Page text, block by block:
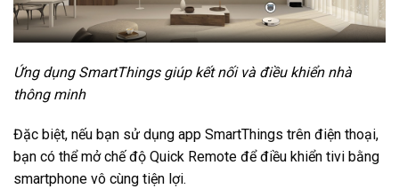
Ứng dụng SmartThings giúp kết nối và điều khiển nhà
thông minh
Đặc biệt, nếu bạn sử dụng app SmartThings trên điện thoại,
bạn có thể mở chế độ Quick Remote để điều khiển tivi bằng
smartphone vô cùng tiện lợi.